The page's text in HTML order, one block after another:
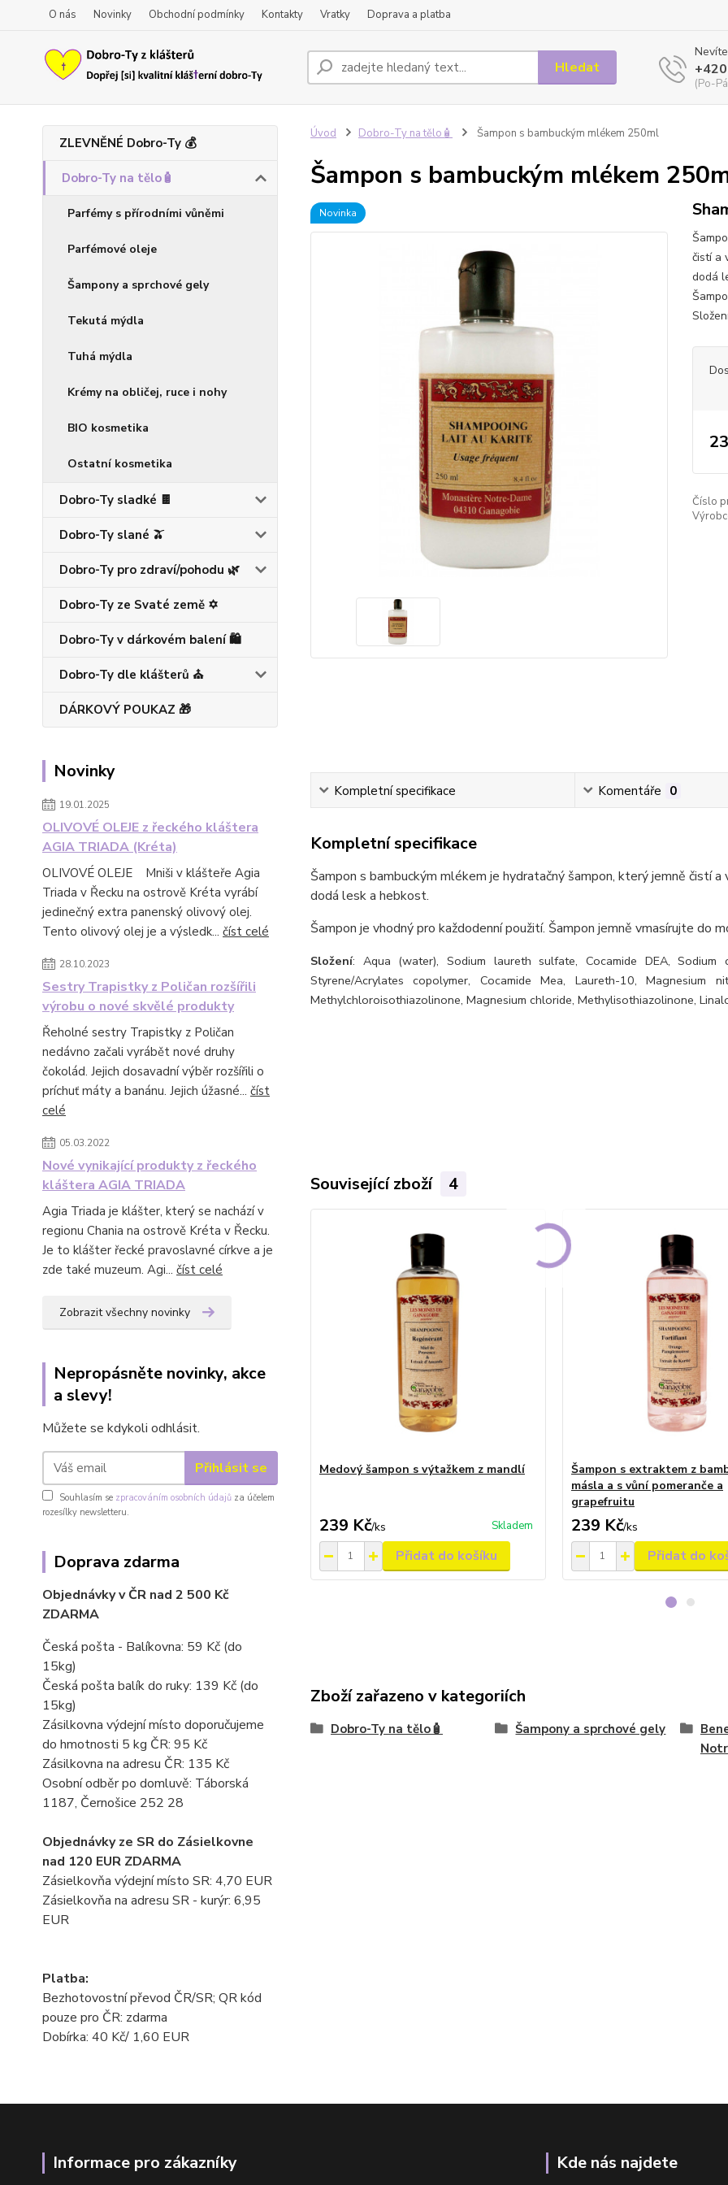
O nás Novinky Obchodní podmínky Kontakty Vratky Doprava a platba
Hledat
(Po-
ZLEVNĚNÉ Dobro-Ty 💰
Dobro-Ty na tělo🧴
Parfémy s přírodními vůněmi
Parfémové oleje
Šampony a sprchové gely
Tekutá mýdla
Tuhá mýdla
Krémy na obličej, ruce i nohy
BIO kosmetika
Ostatní kosmetika
Dobro-Ty sladké 🍫
Dobro-Ty slané 🫒
Dobro-Ty pro zdraví/pohodu 🌿
Dobro-Ty ze Svaté země ✡️
Dobro-Ty v dárkovém balení 🛍️
Dobro-Ty dle klášterů ⛪
DÁRKOVÝ POUKAZ 🎁
Novinky
19.01.2025
OLIVOVÉ OLEJE z řeckého kláštera
AGIA TRIADA (Kréta)
OLIVOVÉ OLEJE Mniši v klášteře Agia
Triada v Řecku na ostrově Kréta vyrábí
jedinečný extra panenský olivový olej.
Tento olivový olej je a výsledk... číst celé
28.10.2023
Sestry Trapistky z Poličan rozšířili
výrobu o nové skvělé produkty
Řeholné sestry Trapistky z Poličan
nedávno začali vyrábět nové druhy
čokolád. Jejich dosavadní výběr rozšířili o
príchuť máty a banánu. Jejich úžasné... číst
celé
05.03.2022
Nové vynikající produkty z řeckého
kláštera AGIA TRIADA
Agia Triada je klášter, který se nachází v
regionu Chania na ostrově Kréta v Řecku.
Je to klášter řecké pravoslavné církve a je
zde také muzeum. Agi... číst celé
Zobrazit všechny novinky
Nepropásněte novinky, akce
a slevy!
Můžete se kdykoli odhlásit.
Přihlásit se
Souhlasím se zpracováním osobních údajů za účelem
rozesílky newsletteru.
Doprava zdarma
Objednávky v ČR nad 2 500 Kč
ZDARMA
Česká pošta - Balíkovna: 59 Kč (do
15kg)
Česká pošta balík do ruky: 139 Kč (do
15kg)
Zásilkovna výdejní místo doporučujeme
do hmotnosti 5 kg ČR: 95 Kč
Zásilkovna na adresu ČR: 135 Kč
Osobní odběr po domluvě: Táborská
1187, Černošice 252 28
Objednávky ze SR do Zásielkovne
nad 120 EUR ZDARMA
Zásielkovňa výdejní místo SR: 4,70 EUR
Zásielkovňa na adresu SR - kurýr: 6,95
EUR
Platba:
Bezhotovostní převod ČR/SR; QR kód
pouze pro ČR: zdarma
Dobírka: 40 Kč/ 1,60 EUR
Úvod Dobro-Ty na tělo🧴 Šampon s bambuckým mlékem 250ml
Šampon s bambuckým mlékem
Novinka
čistí a
dodá
Číslo
Kompletní specifikace Komentáře 0
Kompletní specifikace
Šampon s bambuckým mlékem je hydratačný šampon, který jemně čistí
dodá lesk a hebkost.
Šampon je vhodný pro každodenní použití. Šampon jemně vmasírujte do
Složení: Aqua (water), Sodium laureth sulfate, Cocamide DEA,
Styrene/Acrylates copolymer, Cocamide Mea, Laureth-10, Magnesium
Methylchloroisothiazolinone, Magnesium chloride, Methylisothiazolinone,
Související zboží 4
Medový šampon s výtažkem z mandlí
239 Kč/ks Skladem
Přidat do košíku
Šampon s extraktem z
másla a s vůní pomeranče a
grapefruitu
239 Kč/ks
Přidat do
Zboží zařazeno v kategoriích
Dobro-Ty na tělo🧴 Šampony a sprchové gely
Informace pro zákazníky Kde nás najdete